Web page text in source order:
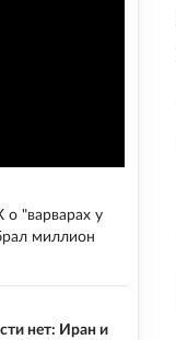
о "варварах у
миллион
нет: Иран и